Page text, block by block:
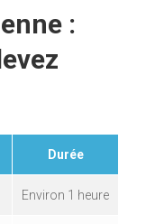
:
Durée
Environ 1 heure